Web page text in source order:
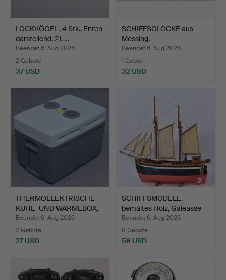
LOCKVÖGEL, 4 Stk., Enten
darstellend, 21. …
Beendet 6. Aug 2026
2 Gebote
37 USD
SCHIFFSGLOCKE aus
Messing.
Beendet 6. Aug 2026
1 Gebot
32 USD
THERMOELEKTRISCHE
KÜHL- UND WÄRMEBOX,
40 L…
Beendet 6. Aug 2026
2 Gebote
27 USD
SCHIFFSMODELL,
bemaltes Holz, Galeasse
Ann…
Beendet 6. Aug 2026
8 Gebote
58 USD